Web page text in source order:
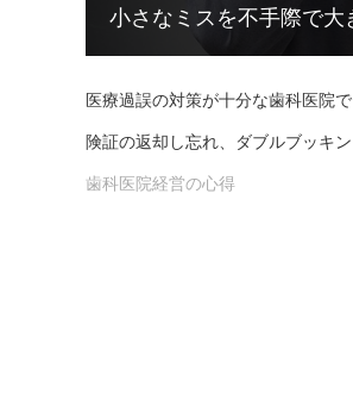
小さなミスを不手際で大
医療過誤の対策が十分な歯科医院
険証の返却し忘れ、ダブルブッキン
歯科医院経営の心得